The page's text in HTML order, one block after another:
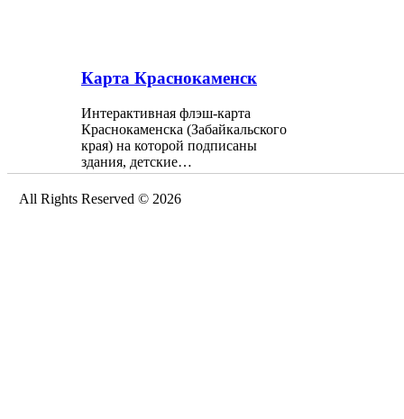
Карта Краснокаменск
Интерактивная флэш-карта
Краснокаменска (Забайкальского
края) на которой подписаны
здания, детские…
All Rights Reserved © 2026